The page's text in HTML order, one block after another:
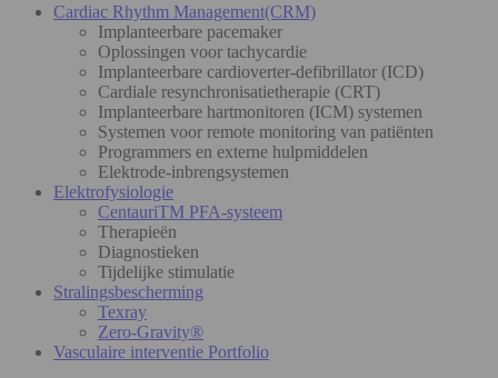
Cardiac Rhythm Management(CRM)
Implanteerbare pacemaker
Oplossingen voor tachycardie
Implanteerbare cardioverter-defibrillator (ICD)
Cardiale resynchronisatietherapie (CRT)
Implanteerbare hartmonitoren (ICM) systemen
Systemen voor remote monitoring van patiënten
Programmers en externe hulpmiddelen
Elektrode-inbrengsystemen
Elektrofysiologie
CentauriTM PFA-systeem
Therapieën
Diagnostieken
Tijdelijke stimulatie
Stralingsbescherming
Texray
Zero-Gravity®
Vasculaire interventie Portfolio